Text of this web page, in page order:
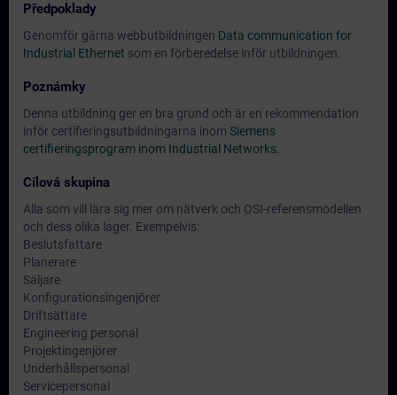
Předpoklady
Genomför gärna webbutbildningen Data communication for
Industrial Ethernet som en förberedelse inför utbildningen.
Poznámky
Denna utbildning ger en bra grund och är en rekommendation
inför certifieringsutbildningarna inom Siemens
certifieringsprogram inom Industrial Networks
Cílová skupina
Alla som vill lära sig mer om nätverk och OSI-referensmodellen
och dess olika lager. Exempelvis:
Beslutsfattare
Planerare
Säljare
Konfigurationsingenjörer
Driftsättare
Engineering personal
Projektingenjörer
Underhållspersonal
Servicepersonal